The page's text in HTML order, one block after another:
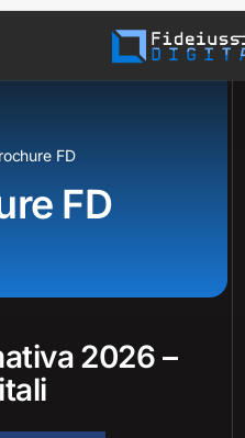
FD
FD
2026 –